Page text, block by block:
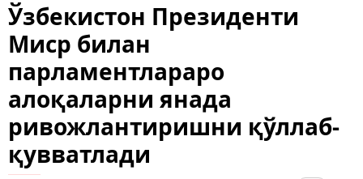
Ўзбекистон Президенти
Миср билан
парламентлараро
алоқаларни янада
ривожлантиришни қўллаб-
қувватлади